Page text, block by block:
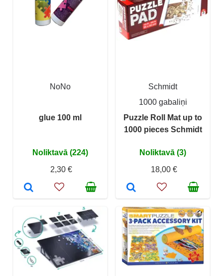
NoNo
glue 100 ml
Noliktavā (224)
2,30 €
Schmidt
1000 gabaliņi
Puzzle Roll Mat up to
1000 pieces Schmidt
Noliktavā (3)
18,00 €